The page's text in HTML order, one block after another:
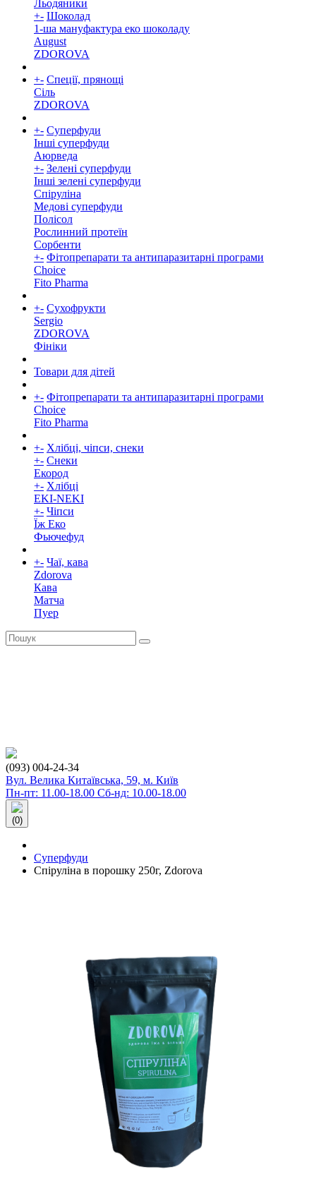
Льодяники
+- Шоколад
1-ша мануфактура еко шоколаду
August
ZDOROVA
+- Спеції, прянощі
Cіль
ZDOROVA
+- Суперфуди
Інші суперфуди
Аюрведа
+- Зелені суперфуди
Інші зелені суперфуди
Спіруліна
Медові суперфуди
Полісол
Рослинний протеїн
Сорбенти
+- Фітопрепарати та антипаразитарні програми
Choice
Fito Pharma
+- Сухофрукти
Sergio
ZDOROVA
Фініки
Товари для дітей
+- Фітопрепарати та антипаразитарні програми
Choice
Fito Pharma
+- Хлібці, чіпси, снеки
+- Снеки
Екород
+- Хлібці
EKI-NEKI
+- Чіпси
Їж Еко
Фьючефуд
+- Чаї, кава
Zdorova
Кава
Матча
Пуер
(093) 004-24-34
Вул. Велика Китаївська, 59, м. Київ
Пн-пт: 11.00-18.00 Сб-нд: 10.00-18.00
(0)
Суперфуди
Спіруліна в порошку 250г, Zdorova